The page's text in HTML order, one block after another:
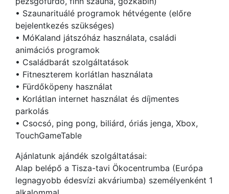
• Szaunarituálé programok hétvégente (előre
bejelentkezés szükséges)
• MóKaland játszóház használata, családi
animációs programok
• Családbarát szolgáltatások
• Fitneszterem korlátlan használata
• Fürdőköpeny használat
• Korlátlan internet használat és díjmentes
parkolás
• Csocsó, ping pong, biliárd, óriás jenga, Xbox,
TouchGameTable
Ajánlatunk ajándék szolgáltatásai:
Alap belépő a Tisza-tavi Ökocentrumba (Európa
legnagyobb édesvízi akváriumba) személyenként 1